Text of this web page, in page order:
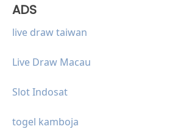
ADS
live draw taiwan
Live Draw Macau
Slot Indosat
togel kamboja